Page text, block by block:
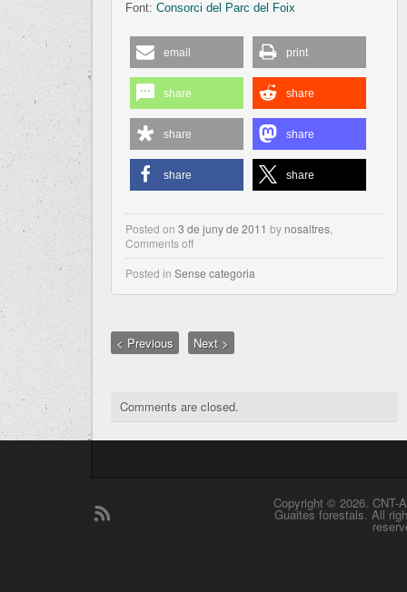
Font: Consorci del Parc del Foix
email print
share share
share share
share share
Posted on 3 de juny de 2011 by nosaltres
Comments off
Posted in Sense categoria
< Previous Next >
Comments are closed.
Copyright © 2026. CNT-
Guaites forestals. All